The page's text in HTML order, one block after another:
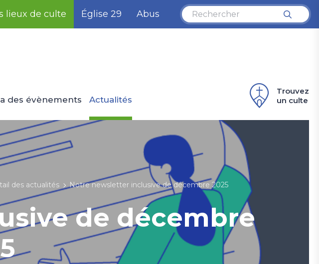
lieux de culte Église 29 Abus
des évènements Actualités
Trouvez
un culte
des actualités Notre newsletter inclusive de décembre 2025
de décembre